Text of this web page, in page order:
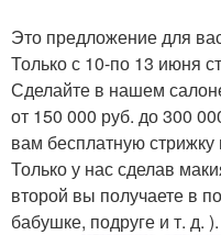
Это предложение для
Только с 10-по 13 июня
Сделайте в нашем
от 150 000 руб. до 300
вам бесплатную
Только у нас сделав
второй вы получаете в
бабушке, подруге и т. д. ).